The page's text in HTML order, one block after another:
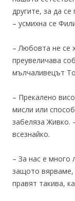
другите, за да
– усмихна се
– Любовта не се
преувеличава
мълчаливецът
– Прекалено
мисли или
забеляза Живко.
всезнайко.
– За нас е много
защото вярваме,
правят такива,